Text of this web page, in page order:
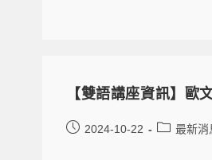
【雙語講座資訊】歐
2024-10-22 最新消